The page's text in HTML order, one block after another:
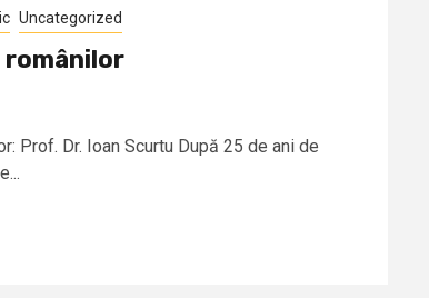
Uncategorized
Prof. Dr. Ioan Scurtu După 25 de ani de